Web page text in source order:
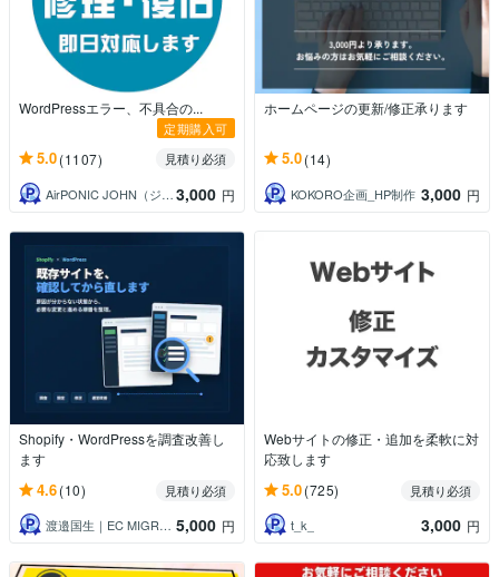
WordPressエラー、不具合の...
定期購入可
5.0(1107)
見積り必須
AirPONIC JOHN（ジョン） 3,000 円
ホームページの更新/修正承ります
5.0(14)
KOKORO企画_HP制作 3,000 円
Shopify・WordPressを調査改善し
ます
4.6(10)
見積り必須
渡邉国生｜EC MIGRATION 5,000 円
Webサイトの修正・追加を柔軟に対
応致します
5.0(725)
見積り必須
t_k_
3,000 円